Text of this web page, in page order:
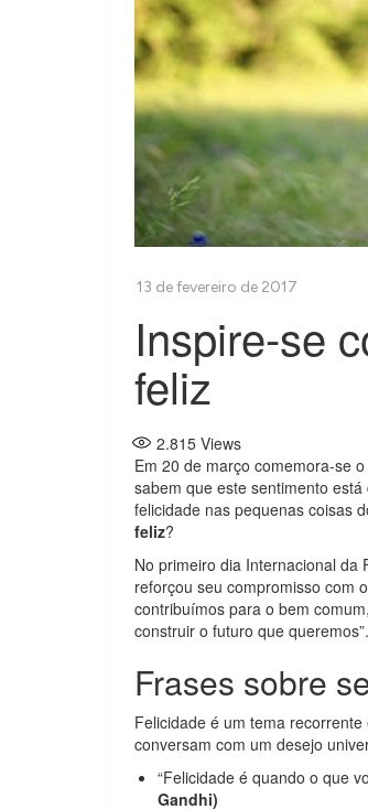
Inspire-se
feliz
2.815 Views
Em 20 de março comemora-se
sabem que este sentimento
felicidade nas pequenas coisas
feliz?
No primeiro dia Internacional da
reforçou seu compromisso com
contribuímos para o bem
construir o futuro que queremos”.
Frases sobre
Felicidade é um tema
conversam com um desejo
“Felicidade é quando o que
Gandhi)